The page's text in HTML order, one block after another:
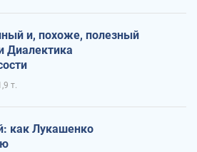
и, похоже, полезный
Диалектика
т.
как Лукашенко